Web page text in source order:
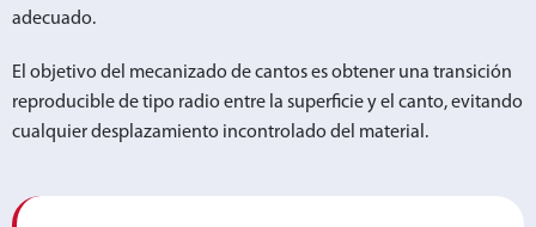
adecuado.
El objetivo del mecanizado de cantos es obtener una transición
reproducible de tipo radio entre la superficie y el canto, evitando
cualquier desplazamiento incontrolado del material.